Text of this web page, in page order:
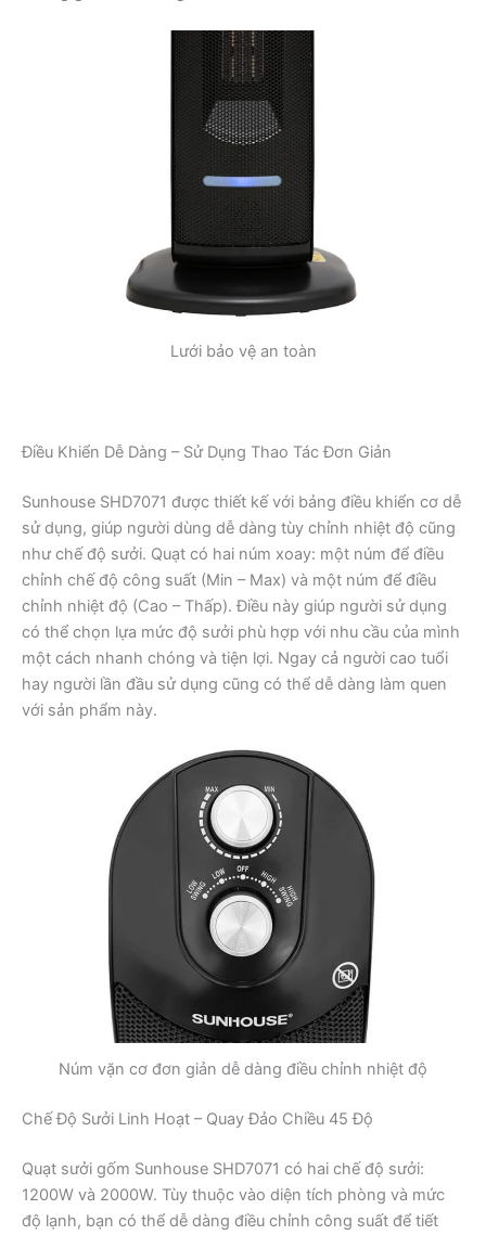
Lưới bảo vệ an toàn
Điều Khiển Dễ Dàng – Sử Dụng Thao Tác Đơn Giản
Sunhouse SHD7071 được thiết kế với bảng điều khiển cơ dễ
sử dụng, giúp người dùng dễ dàng tùy chỉnh nhiệt độ cũng
như chế độ sưởi. Quạt có hai núm xoay: một núm để điều
chỉnh chế độ công suất (Min – Max) và một núm để điều
chỉnh nhiệt độ (Cao – Thấp). Điều này giúp người sử dụng
có thể chọn lựa mức độ sưởi phù hợp với nhu cầu của mình
một cách nhanh chóng và tiện lợi. Ngay cả người cao tuổi
hay người lần đầu sử dụng cũng có thể dễ dàng làm quen
với sản phẩm này.
Núm vặn cơ đơn giản dễ dàng điều chỉnh nhiệt độ
Chế Độ Sưởi Linh Hoạt – Quay Đảo Chiều 45 Độ
Quạt sưởi gốm Sunhouse SHD7071 có hai chế độ sưởi:
1200W và 2000W. Tùy thuộc vào diện tích phòng và mức
độ lạnh, bạn có thể dễ dàng điều chỉnh công suất để tiết